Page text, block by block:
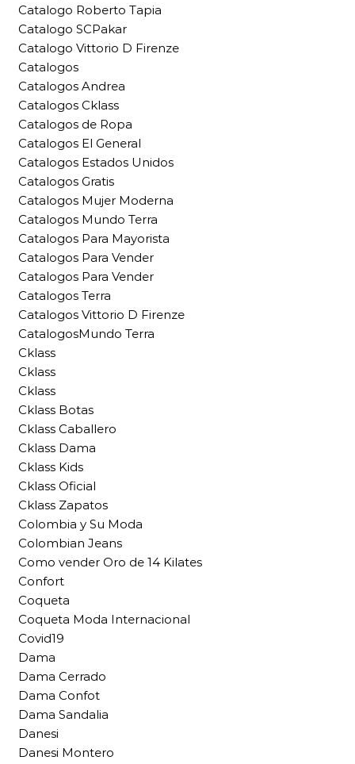
Catalogo Roberto Tapia
Catalogo SCPakar
Catalogo Vittorio D Firenze
Catalogos
Catalogos Andrea
Catalogos Cklass
Catalogos de Ropa
Catalogos El General
Catalogos Estados Unidos
Catalogos Gratis
Catalogos Mujer Moderna
Catalogos Mundo Terra
Catalogos Para Mayorista
Catalogos Para Vender
Catalogos Para Vender
Catalogos Terra
Catalogos Vittorio D Firenze
CatalogosMundo Terra
Cklass
Cklass
Cklass
Cklass Botas
Cklass Caballero
Cklass Dama
Cklass Kids
Cklass Oficial
Cklass Zapatos
Colombia y Su Moda
Colombian Jeans
Como vender Oro de 14 Kilates
Confort
Coqueta
Coqueta Moda Internacional
Covid19
Dama
Dama Cerrado
Dama Confot
Dama Sandalia
Danesi
Danesi Montero